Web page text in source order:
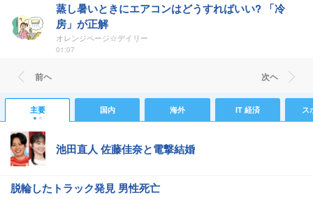
蒸し暑いときにエアコンはどうすればいい? 「冷
房」が正解
オレンジページ☆デイリー
01:07
前ヘ 次ヘ
主要 国内 海外 IT 経済 ス
池田直人 佐藤佳奈と電撃結婚
脱輪したトラック発見 男性死亡